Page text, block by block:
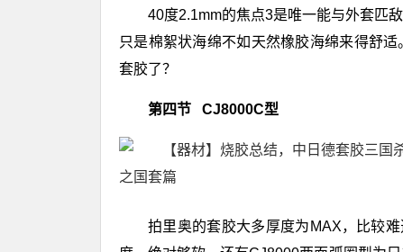
40度2.1mm的焦点3是唯一能与外套匹
只是棉絮状海绵不如天然橡胶海绵来得舒
套胶了？
第四节 CJ8000C型
拍里奥的套胶大多厚度为MAX，比较